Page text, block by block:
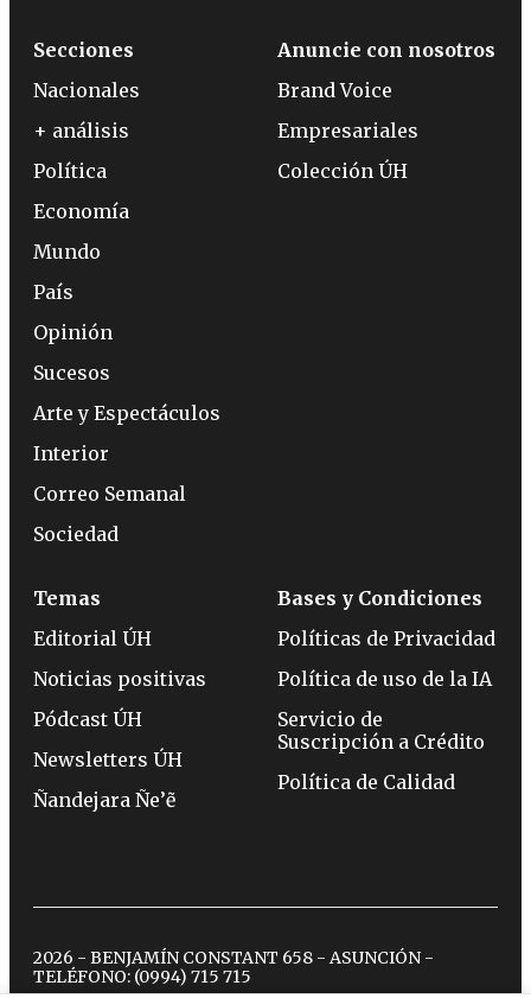
Secciones
Nacionales
+ análisis
Política
Economía
Mundo
País
Opinión
Sucesos
Arte y Espectáculos
Interior
Correo Semanal
Sociedad
Anuncie con nosotros
Brand Voice
Empresariales
Colección ÚH
Temas
Editorial ÚH
Noticias positivas
Pódcast ÚH
Newsletters ÚH
Ñandejara Ñe’ẽ
Bases y Condiciones
Políticas de Privacidad
Política de uso de la IA
Servicio de
Suscripción a Crédito
Política de Calidad
2026 - BENJAMÍN CONSTANT 658 - ASUNCIÓN -
TELÉFONO: (0994) 715 715